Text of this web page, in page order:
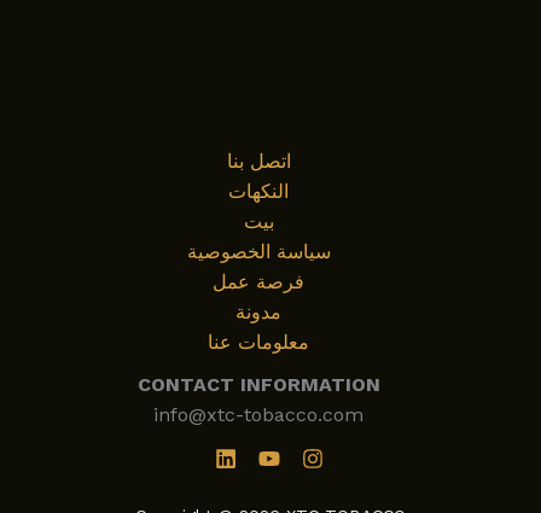
اتصل بنا
النكهات
بيت
سياسة الخصوصية
فرصة عمل
مدونة
معلومات عنا
CONTACT INFORMATION
info@xtc-tobacco.com